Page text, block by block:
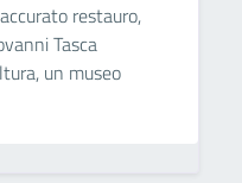
restauro,
Tasca
un museo